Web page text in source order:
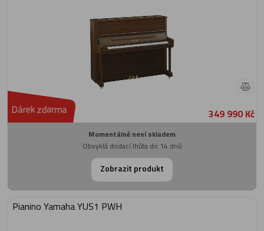
Dárek zdarma 349 990 Kč
Momentálně není skladem
Obvyklá dodací lhůta do 14 dnů
Zobrazit produkt
Pianino Yamaha YUS1 PWH